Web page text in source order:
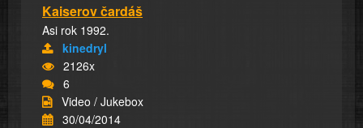
Kaiserov čardáš
Asi rok 1992.
kinedryl
2126x
6
Video / Jukebox
30/04/2014